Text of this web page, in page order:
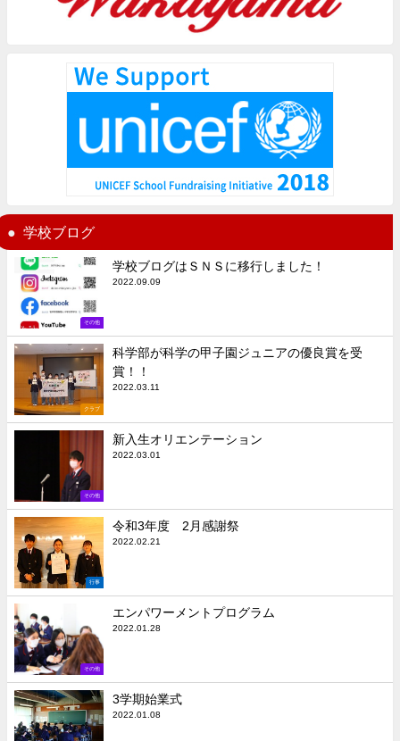
学校ブログ
その他
学校ブログはＳＮＳに移行しました！
2022.09.09
クラブ
科学部が科学の甲子園ジュニアの優良賞を受
賞！！
2022.03.11
その他
新入生オリエンテーション
2022.03.01
行事
令和3年度 2月感謝祭
2022.02.21
その他
エンパワーメントプログラム
2022.01.28
3学期始業式
2022.01.08